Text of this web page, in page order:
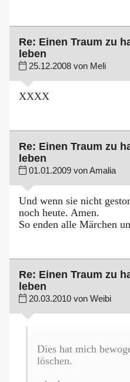
Re: Einen Traum zu
leben
25.12.2008 von Meli
XXXX
Re: Einen Traum zu
leben
01.01.2009 von Amalia
Und wenn sie nicht
noch heute. Amen.
So enden alle Märchen
Re: Einen Traum zu
leben
20.03.2010 von Weibi
Dies hat mich
löschen.